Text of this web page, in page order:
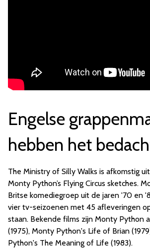
Engelse
hebben het
The Ministry of Silly Walks is afkomstig
Monty Python’s Flying Circus sketches.
Britse komediegroep uit de jaren '70 en
vier tv-seizoenen met 45 afleveringen
staan. Bekende films zijn Monty Python
(1975), Monty Python's Life of Brian
Python's The Meaning of Life (1983).